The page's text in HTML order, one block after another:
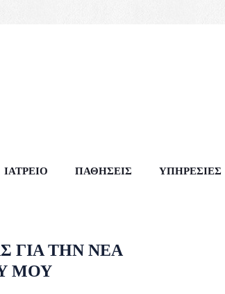
ΙΑΤΡΕΊΟ ΠΑΘΉΣΕΙΣ ΥΠΗΡΕΣΊΕΣ
ΓΙΑ ΤΗΝ ΝΈΑ
ΜΟΥ